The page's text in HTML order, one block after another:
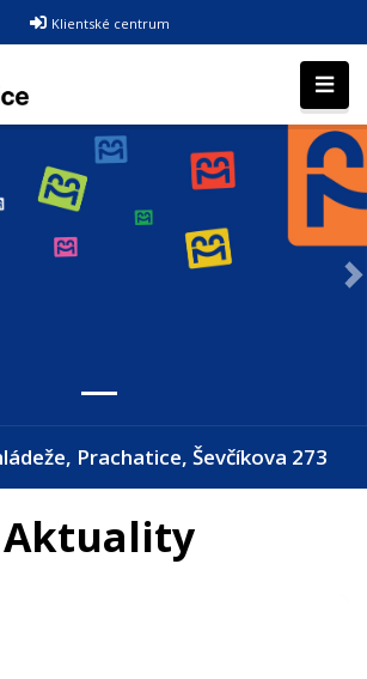
Klientské centrum
Prachatice, Ševčíkova 273
Aktuality